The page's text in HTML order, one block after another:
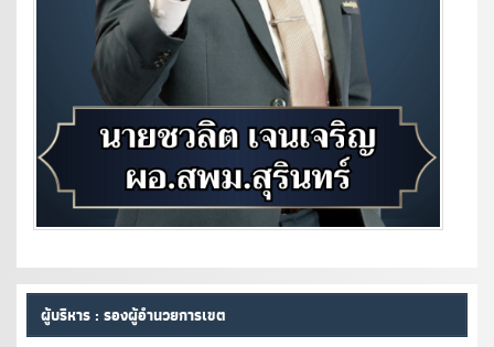
ผู้บริหาร : รองผู้อำนวยการเขต